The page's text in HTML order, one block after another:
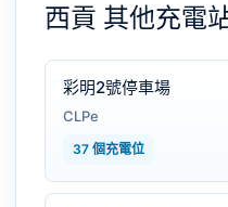
西貢 其他充電
彩明2號停車場
CLPe
37 個充電位